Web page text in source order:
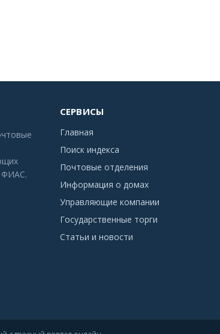
ФИАС.
СЕРВИСЫ
Главная
Поиск индекса
Почтовые отделения
Информация о домах
Управляющие компании
Государственные торги
Статьи и новости